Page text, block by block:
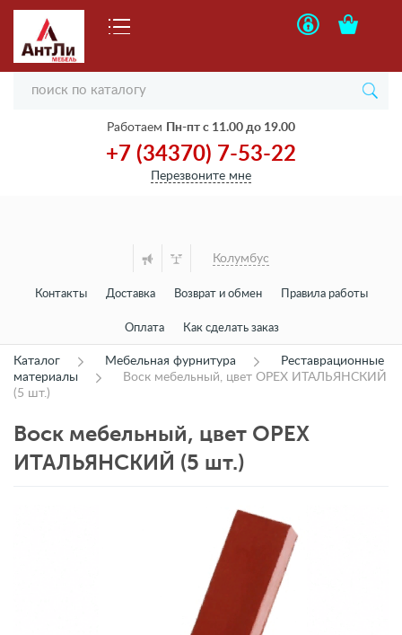
Работаем Пн-пт с 11.00 до 19.00
+7 (34370) 7-53-22
Перезвоните мне
Колумбус
Контакты Доставка Возврат и обмен Правила работы
Оплата Как сделать заказ
Каталог Мебельная фурнитура
Реставрационные
материалы
Воск мебельный, цвет ОРЕХ ИТАЛЬЯНСКИЙ
(5 шт.)
Воск мебельный, цвет ОРЕХ
ИТАЛЬЯНСКИЙ (5 шт.)